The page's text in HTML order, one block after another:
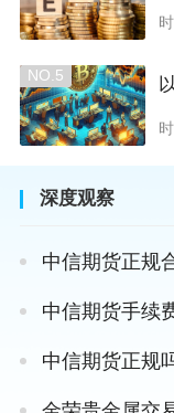
NO.5
深度观察
中信期货正规
中信期货手续
中信期货正规